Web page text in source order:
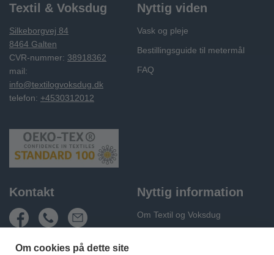
Textil & Voksdug
Silkeborgvej 84
8464 Galten
CVR-nummer: 38918362
mail:
info@textilogvoksdug.dk
telefon: +4530312012
Nyttig viden
Vask og pleje
Bestillingsguide til metermål
FAQ
Kontakt Nyttig information
Om Textil og Voksdug
Om cookies på dette site